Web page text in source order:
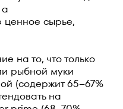
а
ценное сырье,
на то, что только
рыбной муки
(содержит 65–67%
на